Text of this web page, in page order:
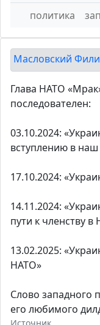
политика
Масловский
Глава НАТО
последователен:
03.10.2024:
вступлению в наш
17.10.2024:
14.11.2024:
пути к членству в
13.02.2025:
НАТО»
Слово западного
его любимого